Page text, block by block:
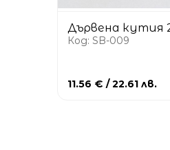
Дървена кутия
Код: SB-009
11.56 € / 22.61 лв.